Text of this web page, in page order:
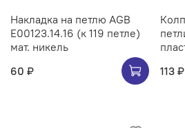
Накладка на петлю AGB
E00123.14.16 (к 119 петле)
мат. никель
60 ₽
113 ₽